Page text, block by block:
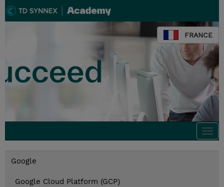
FRANCE
Google
Google Cloud Platform (GCP)